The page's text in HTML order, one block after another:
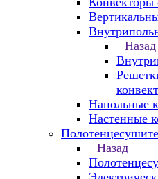
Назад
Напольные
Настенные
Назад